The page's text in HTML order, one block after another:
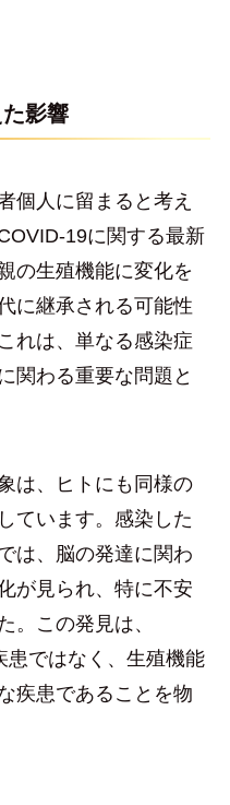
影響
個人に留まると考え
19に関する最新
の生殖機能に変化を
に継承される可能性
れは、単なる感染症
関わる重要な問題と
は、ヒトにも同様の
ています。感染した
は、脳の発達に関わ
が見られ、特に不安
。この発見は、
患ではなく、生殖機能
疾患であることを物